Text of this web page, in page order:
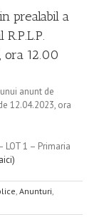
prealabil a
ora 12.00
anunt de
12.04.2023, ora
1 – Primaria
, Anunturi,